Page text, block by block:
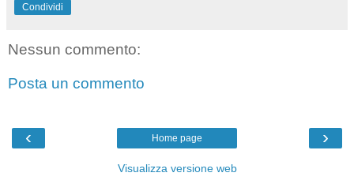
Condividi
Nessun commento:
Posta un commento
‹ ›
Home page
Visualizza versione web